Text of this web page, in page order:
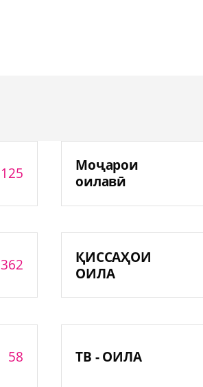
125
Моҷарои
оилавӣ
362
ҚИССАҲОИ
ОИЛА
58 ТВ - ОИЛА